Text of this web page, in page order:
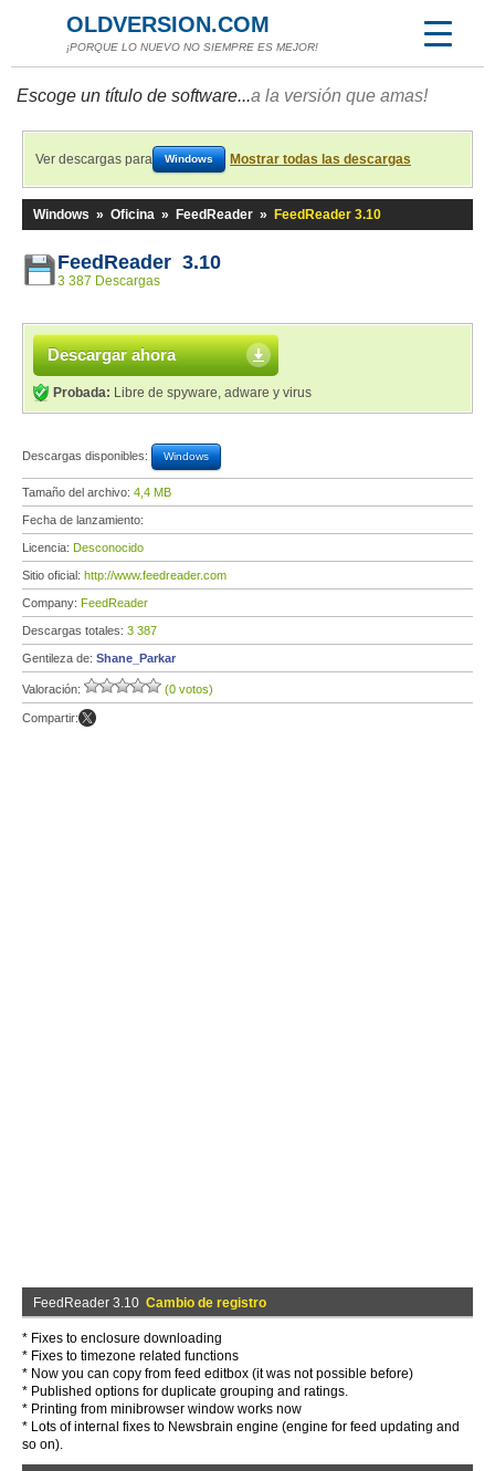
OLDVERSION.COM
¡PORQUE LO NUEVO NO SIEMPRE ES MEJOR!
Escoge un título de software...a la versión que amas!
Ver descargas para Windows Mostrar todas las descargas
Windows » Oficina » FeedReader » FeedReader 3.10
FeedReader 3.10
3 387 Descargas
Descargar ahora
Probada: Libre de spyware, adware y virus
Descargas disponibles: Windows
Tamaño del archivo: 4,4 MB
Fecha de lanzamiento:
Licencia: Desconocido
Sitio oficial: http://www.feedreader.com
Company: FeedReader
Descargas totales: 3 387
Gentileza de: Shane_Parkar
Valoración: (0 votos)
Compartir:
FeedReader 3.10 Cambio de registro
* Fixes to enclosure downloading
* Fixes to timezone related functions
* Now you can copy from feed editbox (it was not possible before)
* Published options for duplicate grouping and ratings.
* Printing from minibrowser window works now
* Lots of internal fixes to Newsbrain engine (engine for feed updating and
so on).